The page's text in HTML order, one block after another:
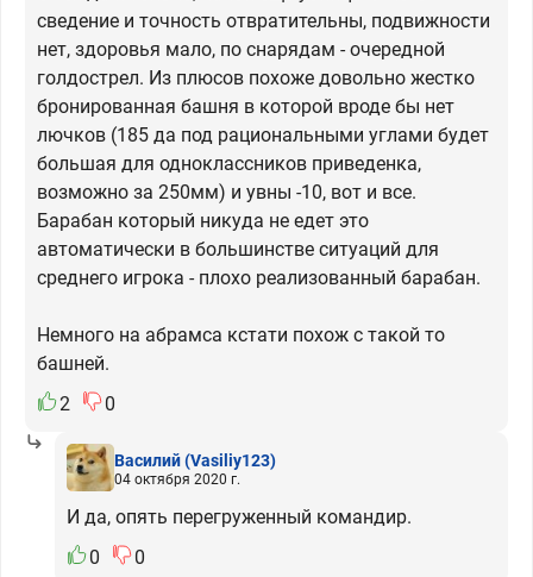
сведение и точность отвратительны, подвижности
нет, здоровья мало, по снарядам - очередной
голдострел. Из плюсов похоже довольно жестко
бронированная башня в которой вроде бы нет
лючков (185 да под рациональными углами будет
большая для одноклассников приведенка,
возможно за 250мм) и увны -10, вот и все.
Барабан который никуда не едет это
автоматически в большинстве ситуаций для
среднего игрока - плохо реализованный барабан.
Немного на абрамса кстати похож с такой то
башней.
2
0
Василий(Vasiliy123)
04 октября 2020 г.
И да, опять перегруженный командир.
0
0